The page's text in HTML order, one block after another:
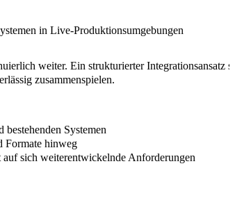
in Live-Produktionsumgebungen
weiter. Ein strukturierter Integrationsansatz
zusammenspielen.
bestehenden Systemen
Formate hinweg
auf sich weiterentwickelnde Anforderungen